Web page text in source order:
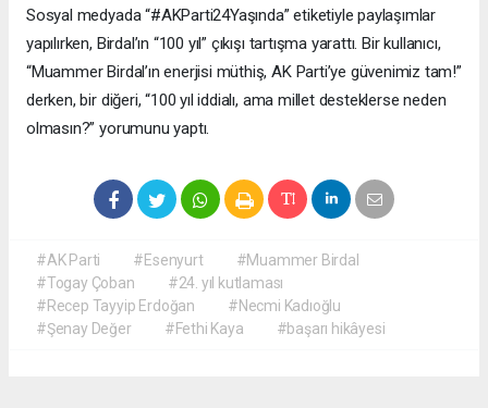
Sosyal medyada “#AKParti24Yaşında” etiketiyle paylaşımlar
yapılırken, Birdal’ın “100 yıl” çıkışı tartışma yarattı. Bir kullanıcı,
“Muammer Birdal’ın enerjisi müthiş, AK Parti’ye güvenimiz tam!”
derken, bir diğeri, “100 yıl iddialı, ama millet desteklerse neden
olmasın?” yorumunu yaptı.
#AK Parti #Esenyurt
#Muammer Birdal
#Togay Çoban
#24. yıl kutlaması
#Recep Tayyip Erdoğan
#Necmi Kadıoğlu
#Şenay Değer
#Fethi Kaya #başarı hikâyesi